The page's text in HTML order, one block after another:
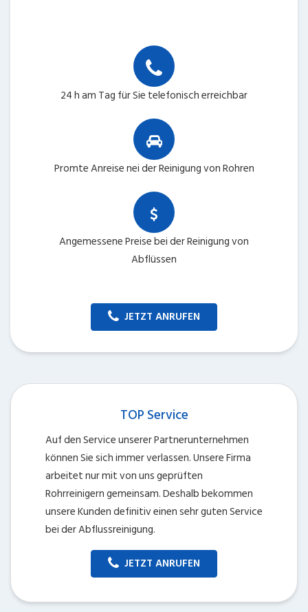
24 h am Tag für Sie telefonisch erreichbar
Promte Anreise nei der Reinigung von Rohren
Angemessene Preise bei der Reinigung von
Abflüssen
JETZT ANRUFEN
TOP Service
Auf den Service unserer Partnerunternehmen
können Sie sich immer verlassen. Unsere Firma
arbeitet nur mit von uns geprüften
Rohrreinigern gemeinsam. Deshalb bekommen
unsere Kunden definitiv einen sehr guten Service
bei der Abflussreinigung.
JETZT ANRUFEN